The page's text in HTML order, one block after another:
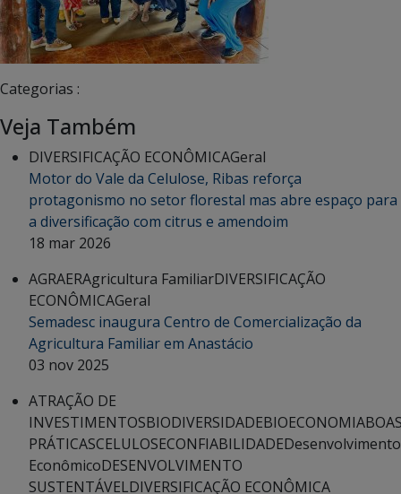
Categorias :
Veja Também
DIVERSIFICAÇÃO ECONÔMICAGeral
Motor do Vale da Celulose, Ribas reforça
protagonismo no setor florestal mas abre espaço para
a diversificação com citrus e amendoim
18 mar 2026
AGRAERAgricultura FamiliarDIVERSIFICAÇÃO
ECONÔMICAGeral
Semadesc inaugura Centro de Comercialização da
Agricultura Familiar em Anastácio
03 nov 2025
ATRAÇÃO DE
INVESTIMENTOSBIODIVERSIDADEBIOECONOMIA
PRÁTICASCELULOSECONFIABILIDADEDesenvolvimento
EconômicoDESENVOLVIMENTO
SUSTENTÁVELDIVERSIFICAÇÃO ECONÔMICA